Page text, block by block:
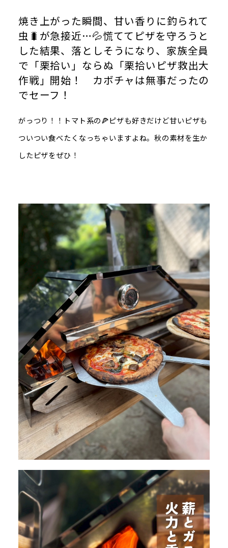
焼き上がった瞬間、甘い香りに釣られて
虫🐛が急接近…💦慌ててピザを守ろうと
した結果、落としそうになり、家族全員
で「栗拾い」ならぬ「栗拾いピザ救出大
作戦」開始！ カボチャは無事だったの
でセーフ！
がっつり！！トマト系の🍕ピザも好きだけど甘いピザも
ついつい食べたくなっちゃいますよね。秋の素材を生か
したピザをぜひ！